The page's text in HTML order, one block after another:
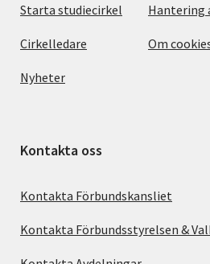
Starta studiecirkel
Cirkelledare
Nyheter
Hantering
Om
Kontakta oss
Kontakta Förbundskansliet
Kontakta Förbundsstyrelsen &